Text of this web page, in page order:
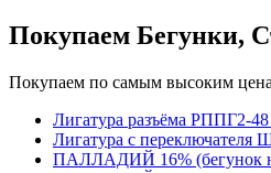
Покупаем Бегунки,
Покупаем по самым высоким
Лигатура разъёма РППГ2-48
Лигатура с переключателя
ПАЛЛАДИЙ 16% (бегунок